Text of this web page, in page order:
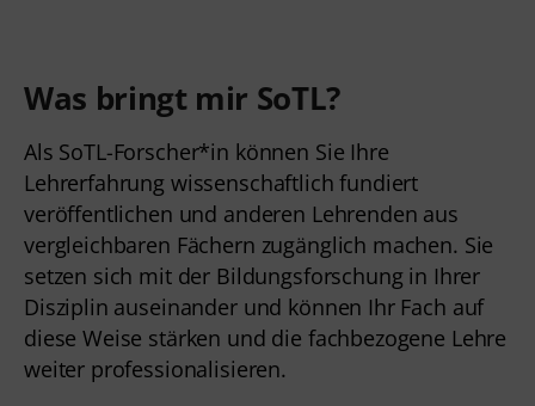
Was bringt mir SoTL?
Als SoTL-Forscher*in können Sie Ihre
Lehrerfahrung wissenschaftlich fundiert
veröffentlichen und anderen Lehrenden aus
vergleichbaren Fächern zugänglich machen. Sie
setzen sich mit der Bildungsforschung in Ihrer
Disziplin auseinander und können Ihr Fach auf
diese Weise stärken und die fachbezogene Lehre
weiter professionalisieren.